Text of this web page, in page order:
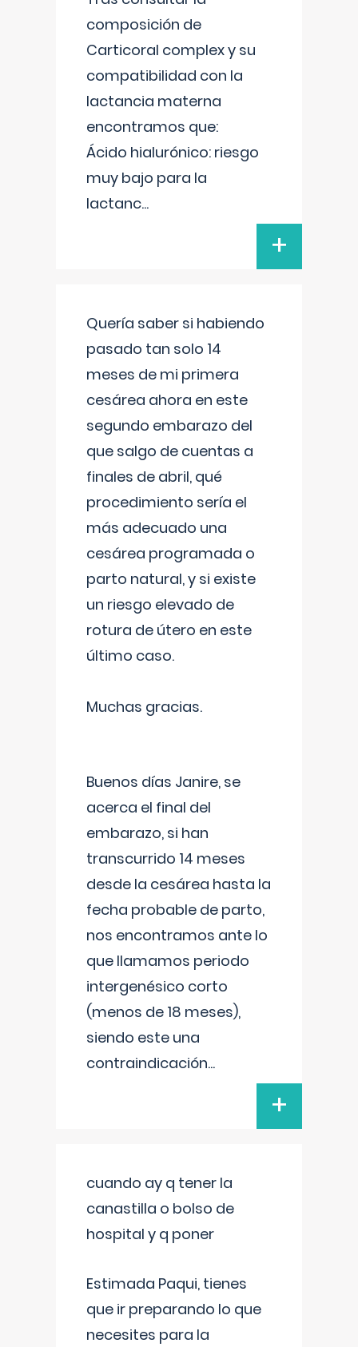
composición de
Carticoral complex y su
compatibilidad con la
lactancia materna
encontramos que:
Ácido hialurónico: riesgo
muy bajo para la
lactanc...
+
Quería saber si habiendo
pasado tan solo 14
meses de mi primera
cesárea ahora en este
segundo embarazo del
que salgo de cuentas a
finales de abril, qué
procedimiento sería el
más adecuado una
cesárea programada o
parto natural, y si existe
un riesgo elevado de
rotura de útero en este
último caso.
Muchas gracias.
Buenos días Janire, se
acerca el final del
embarazo, si han
transcurrido 14 meses
desde la cesárea hasta la
fecha probable de parto,
nos encontramos ante lo
que llamamos periodo
intergenésico corto
(menos de 18 meses),
siendo este una
contraindicación...
+
cuando ay q tener la
canastilla o bolso de
hospital y q poner
Estimada Paqui, tienes
que ir preparando lo que
necesites para la